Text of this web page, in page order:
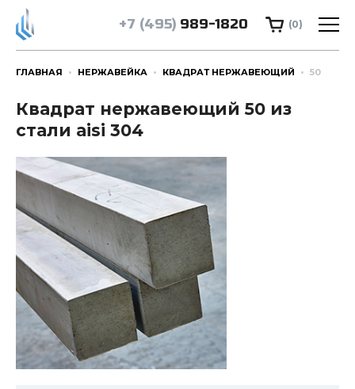
+7 (495) 989-1820 (0)
ГЛАВНАЯ НЕРЖАВЕЙКА КВАДРАТ НЕРЖАВЕЮЩИЙ 50
Квадрат нержавеющий 50 из
стали aisi 304